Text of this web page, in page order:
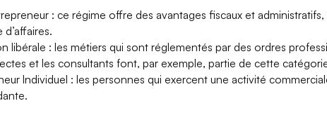
: ce régime offre des avantages fiscaux et administratifs,
libérale : les métiers qui sont réglementés par des ordres
et les consultants font, par exemple, partie de cette
Individuel : les personnes qui exercent une activité